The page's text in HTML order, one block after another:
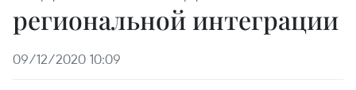
региональной интеграции
09/12/2020 10:09